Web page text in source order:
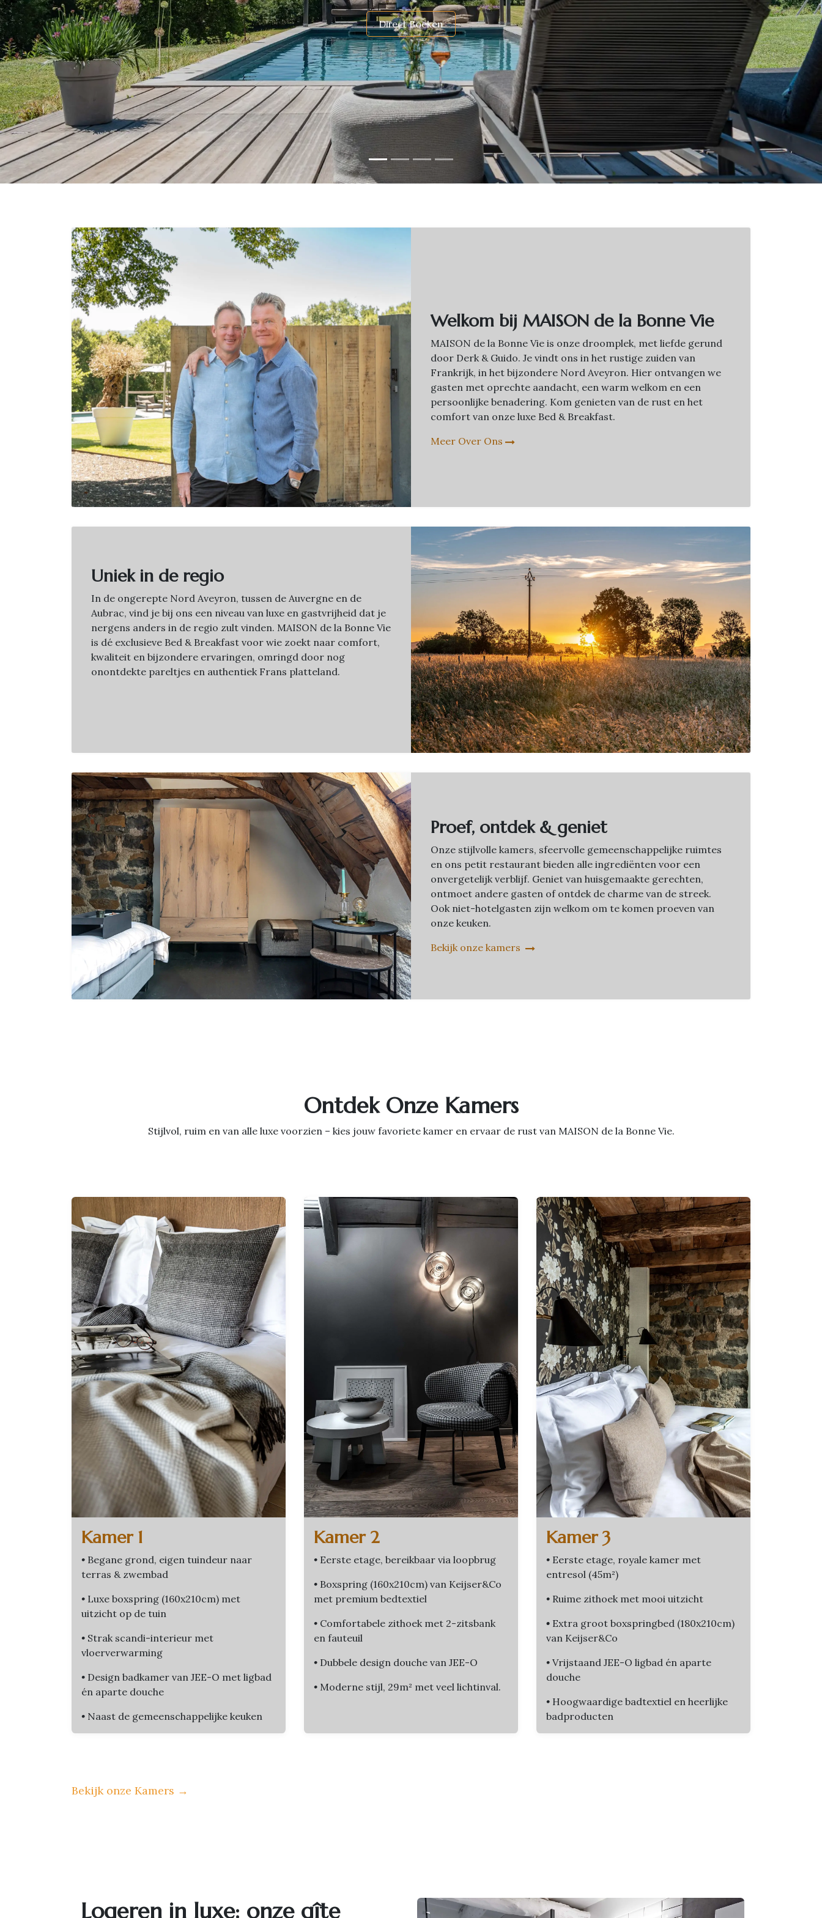
​Direc​t Boeken
Welkom bij MAISON de la Bonne Vie
MAISON de la Bonne Vie is onze droomplek, met liefde gerund
door Derk & Guido. Je vindt ons in het rustige zuiden van
Frankrijk, in het bijzondere Nord Aveyron. Hier ontvangen we
gasten met oprechte aandacht, een warm welkom en een
persoonlijke benadering. Kom genieten van de rust en het
comfort van onze luxe Bed & Breakfast.
Meer Over Ons
Uniek in de regio
In de ongerepte Nord Aveyron, tussen de Auvergne en de
Aubrac, vind je bij ons een niveau van luxe en gastvrijheid dat je
nergens anders in de regio zult vinden. MAISON de la Bonne Vie
is dé exclusieve Bed & Breakfast voor wie zoekt naar comfort,
kwaliteit en bijzondere ervaringen, omringd door nog
onontdekte pareltjes en authentiek Frans platteland.
Proef, ontdek & geniet
Onze stijlvolle kamers, sfeervolle gemeenschappelijke ruimtes
en ons petit restaurant bieden alle ingrediënten voor een
onvergetelijk verblijf. Geniet van huisgemaakte gerechten,
ontmoet andere gasten of ontdek de charme van de streek.
Ook niet-hotelgasten zijn welkom om te komen proeven van
onze keuken.
Bekijk onze kamers
Ontdek Onze Kamers
Stijlvol, ruim en van alle luxe voorzien – kies jouw favoriete kamer en ervaar de rust van MAISON de la Bonne Vie.
Kamer 1
• Begane grond, eigen tuindeur naar
terras & zwembad
• Luxe boxspring (160x210cm) met
uitzicht op de tuin
• Strak scandi-interieur met
vloerverwarming
• Design badkamer van JEE-O met ligbad
én aparte douche
• Naast de gemeenschappelijke keuken
Kamer 2
• Eerste etage, bereikbaar via loopbrug
• Boxspring (160x210cm) van Keijser&Co
met premium bedtextiel
• Comfortabele zithoek met 2-zitsbank
en fauteuil
• Dubbele design douche van JEE-O
• Moderne stijl, 29m² met veel lichtinval.
Kamer 3
• Eerste etage, royale kamer met
entresol (45m²)
• Ruime zithoek met mooi uitzicht
• Extra groot boxspringbed (180x210cm)
van Keijser&Co
• Vrijstaand JEE-O ligbad én aparte
douche
• Hoogwaardige badtextiel en heerlijke
badproducten
Bekijk onze Kamers →
Logeren in luxe: onze gîte